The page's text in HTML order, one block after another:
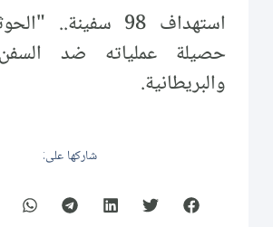
استهداف 98
حصيلة عملياته ضد السفن
والبريطانية.
شاركها على: